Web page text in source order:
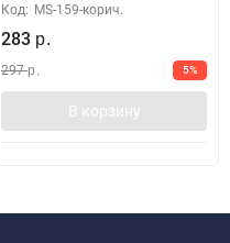
Код: MS-159-корич.
283 р.
297 р. 5%
В корзину